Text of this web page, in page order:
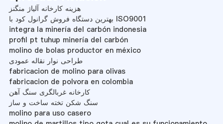
هزینه کارخانه آلیاژ منگنز
بهترین دستگاه فروش گرانول کود با ISO9001
integra la minería del carbón indonesia
profil pt tuhup minería del carbón
molino de bolas productor en méxico
طراحی نوار نقاله عمودی
fabricacion de molino para olivas
fabricacion de polvora en colombia
کارخانه غربالگری سنگ آهن
سنگ شکن تخته ساخت و ساز
molino para uso casero